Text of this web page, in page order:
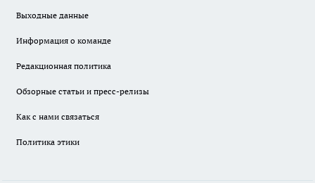
Выходные данные
Информация о команде
Редакционная политика
Обзорные статьи и пресс-релизы
Как с нами связаться
Политика этики